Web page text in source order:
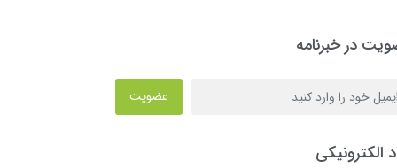
در خبرنامه
عضویت
الکترونیکی